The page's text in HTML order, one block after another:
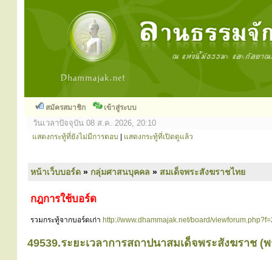
สมัครสมาชิก เข้าสู่ระบบ
วันเวลาปัจจุบัน 08 ส.ค. 2026, 20:10
แสดงกระทู้ที่ยังไม่มีการตอบ แสดงกระทู้ที่เปิดดูแล้ว
หน้าเว็บบอร์ด » กลุ่มศาสนบุคคล » สมเด็จพระสังฆราชไทย
กฎการใช้บอร์ด
รวมกระทู้จากบอร์ดเก่า http://www.dhammajak.net/board/
49539.ระยะเวลาการสถาปนาสมเด็จพระสังฆราช (